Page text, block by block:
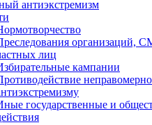
антиэкстремизм
организаций,
лиц
кампании
государственные и